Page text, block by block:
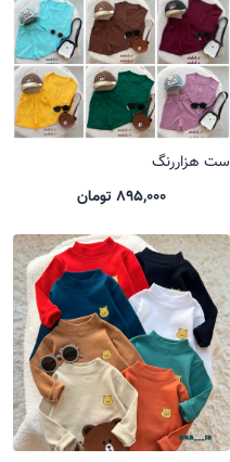
ست هزاررنگ
895,000 تومان